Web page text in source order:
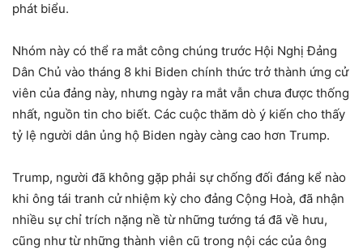
phát biểu.
Nhóm này có thể ra mắt công chúng trước Hội Nghị Đảng
Dân Chủ vào tháng 8 khi Biden chính thức trở thành ứng cử
viên của đảng này, nhưng ngày ra mắt vẫn chưa được thống
nhất, nguồn tin cho biết. Các cuộc thăm dò ý kiến cho thấy
tỷ lệ người dân ủng hộ Biden ngày càng cao hơn Trump.
Trump, người đã không gặp phải sự chống đối đáng kể nào
khi ông tái tranh cử nhiệm kỳ cho đảng Cộng Hoà, đã nhận
nhiều sự chỉ trích nặng nề từ những tướng tá đã về hưu,
cũng như từ những thành viên cũ trong nội các của ông